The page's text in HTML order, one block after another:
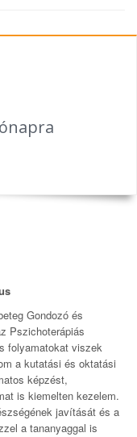
Gondozó és
Pszichoterápiás
folyamatokat viszek
a kutatási és oktatási
képzést,
is kiemelten kezelem.
javítását és a
a tananyaggal is